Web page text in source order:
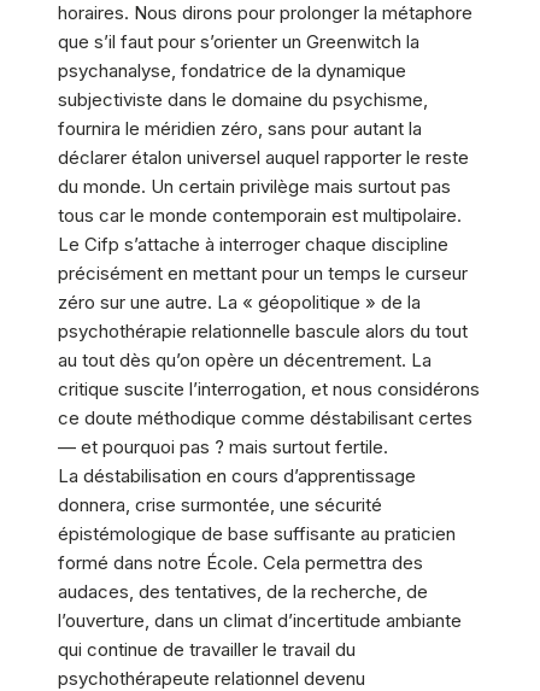
horaires. Nous dirons pour prolonger la métaphore
que s’il faut pour s’orienter un Greenwitch la
psychanalyse, fondatrice de la dynamique
subjectiviste dans le domaine du psychisme,
fournira le méridien zéro, sans pour autant la
déclarer étalon universel auquel rapporter le reste
du monde. Un certain privilège mais surtout pas
tous car le monde contemporain est multipolaire.
Le Cifp s’attache à interroger chaque discipline
précisément en mettant pour un temps le curseur
zéro sur une autre. La « géopolitique » de la
psychothérapie relationnelle bascule alors du tout
au tout dès qu’on opère un décentrement. La
critique suscite l’interrogation, et nous considérons
ce doute méthodique comme déstabilisant certes
— et pourquoi pas ? mais surtout fertile.
La déstabilisation en cours d’apprentissage
donnera, crise surmontée, une sécurité
épistémologique de base suffisante au praticien
formé dans notre École. Cela permettra des
audaces, des tentatives, de la recherche, de
l’ouverture, dans un climat d’incertitude ambiante
qui continue de travailler le travail du
psychothérapeute relationnel devenu